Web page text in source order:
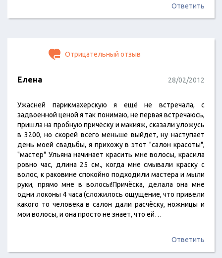
Ответить
Отрицательный отзыв
Елена 28/02/2012
Ужасней парикмахерскую я ещё не встречала, с
задвоенной ценой я так понимаю, не первая встречаюсь,
пришла на пробную причёску и макияж, сказали уложусь
в 3200, но скорей всего меньше выйдет, ну наступает
день моей свадьбы, я прихожу в этот "салон красоты",
"мастер" Ульяна начинает красить мне волосы, красила
ровно час, длина 25 см., когда мне смывали краску с
волос, к раковине спокойно подходили мастера и мыли
руки, прямо мне в волосы!Причёска, делала она мне
одни локоны 4 часа (сложилось ощущение, что привели
какого то человека в салон дали расчёску, ножницы и
мои волосы, и она просто не знает, что ей…
Ответить